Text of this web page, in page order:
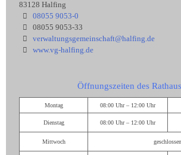
83128 Halfing
08055 9053-0
08055 9053-33
verwaltungsgemeinschaft@halfing.de
www.vg-halfing.de
Öffnungszeiten des
Montag 08:00 Uhr – 12:00 Uhr
Dienstag 08:00 Uhr – 12:00 Uhr
Mittwoch geschlossen